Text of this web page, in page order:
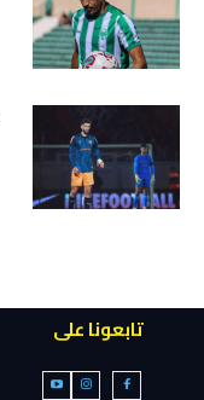
تابعونا على